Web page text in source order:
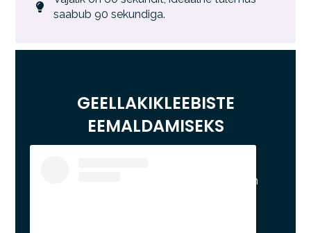
saabub 90 sekundiga.
GEELLAKIKLEEBISTE
EEMALDAMISEKS
eemaldamiseks on